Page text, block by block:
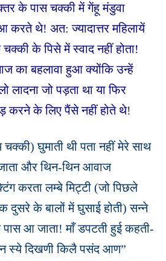
के पास चक्की में गेंहू मंडुवा
करते थे! अत: ज्यादात्तर महिलायें
के पिसे में स्वाद नहीं होता!
का बहलावा हुआ क्योंकि उन्हें
लादना जो पड़ता था या फिर
करने के लिए पैंसे नहीं होते थे!
चक्की) घुमाती थी पता नहीं मेरे साथ
और थिन-थिन आवाज
करता लम्बे मिट्टी (जो पिछले
दुसरे के बालों में घुसाई होती) सन्ने
पास आ जाता! माँ डपटती हुई कहती-
स्ये दिखणी किलै पसंद आण”